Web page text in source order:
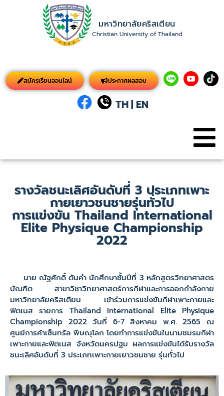
มหาวิทยาลัยคริสเตียน
Christian University of Thailand
สมัครเรียนออนไลน์ ประกาศผลสอบ
TH| EN
รางวัลชนะเลิศอันดับที่ 3 ประเภทเพาะ
กายเยาวชนชายรุ่นทั่วไป
การแข่งขัน Thailand International
Elite Physique Championship
2022
นาย ณัฐศักดิ์ ตันคำ นักศึกษาชั้นปีที่ 3 หลักสูตรวิทยาศาสตร
บัณฑิต สาขาวิชาวิทยาศาสตร์การกีฬาและการออกกำลังกาย
มหาวิทยาลัยคริสเตียน เข้าร่วมการแข่งขันกีฬาเพาะกายและ
ฟิตเนส รายการ Thailand International Elite Physique
Championship 2022 วันที่ 6-7 สิงหาคม พ.ศ. 2565 ณ
ศูนย์การค้าเซ็นทรัล พิษณุโลก โดยทำการแข่งขันในนามชมรมกีฬา
เพาะกายและฟิตเนส จังหวัดนครปฐม ผลการแข่งขันได้รับรางวัล
ชนะเลิศอันดับที่ 3 ประเภทเพาะกายเยาวชนชาย รุ่นทั่วไป